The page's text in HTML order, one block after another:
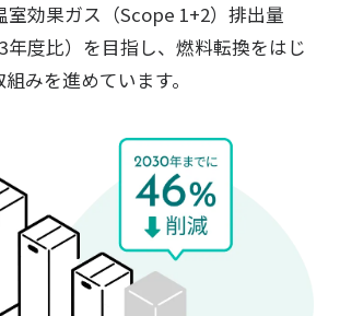
室効果ガス（Scope 1+2）排出量
年度比）を目指し、燃料転換をはじ
みを進めています。